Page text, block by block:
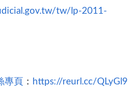
tw/lp-2011-
專頁 ： https://reurl.cc/QLyGl9